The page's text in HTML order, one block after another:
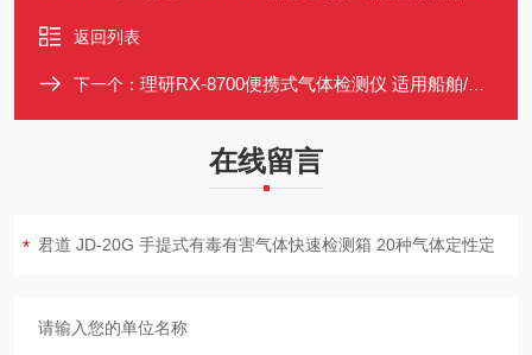
返回列表
下一个： 理研RX-8700便携式气体检测仪 适用船舶/罐体/密闭空间
在线留言